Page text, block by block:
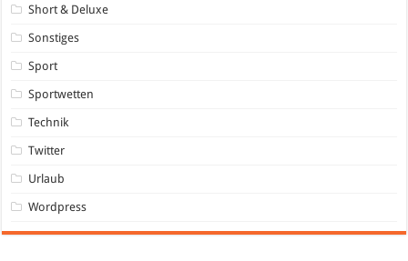
Short & Deluxe
Sonstiges
Sport
Sportwetten
Technik
Twitter
Urlaub
Wordpress